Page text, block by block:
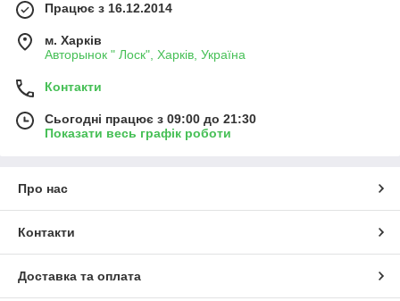
Працює з 16.12.2014
м. Харків
Авторынок " Лоск", Харків, Україна
Контакти
Сьогодні працює з 09:00 до 21:30
Показати весь графік роботи
Про нас
Контакти
Доставка та оплата